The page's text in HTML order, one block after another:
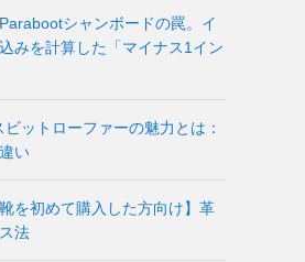
シャンボードの罠。イ
みを計算した「マイナス1イン
ットローファーの魅力とは：
い
を初めて購入した方向け】革
法